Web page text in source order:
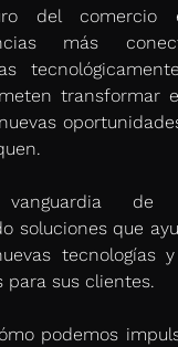
del comercio
más
transformar
de
soluciones que
tecnologías
para sus clientes.
podemos